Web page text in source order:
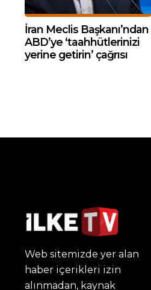
İran Meclis Başkanı’ndan
ABD’ye ‘taahhütlerinizi
yerine getirin’ çağrısı
Web sitemizde yer alan
haber içerikleri izin
alınmadan, kaynak